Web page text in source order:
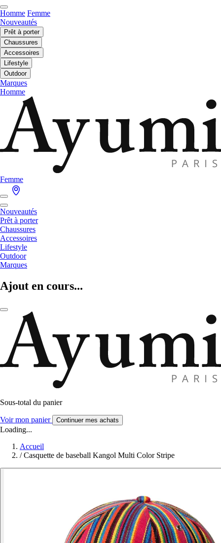
Homme Femme
Nouveautés
Prêt à porter
Chaussures
Accessoires
Lifestyle
Outdoor
Marques
Homme
Femme
Nouveautés
Prêt à porter
Chaussures
Accessoires
Lifestyle
Outdoor
Marques
Ajout en cours...
Sous-total du panier
Voir mon panier Continuer mes achats
Loading...
Accueil
/ Casquette de baseball Kangol Multi Color Stripe